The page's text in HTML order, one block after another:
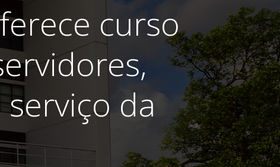
curso
da